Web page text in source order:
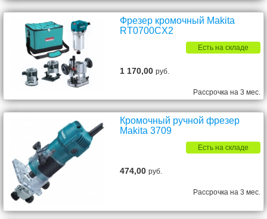
Фрезер кромочный Makita
RT0700CX2
Есть на складе
1 170,00руб.
Рассрочка на 3 мес.
Кромочный ручной фрезер
Makita 3709
Есть на складе
474,00руб.
Рассрочка на 3 мес.